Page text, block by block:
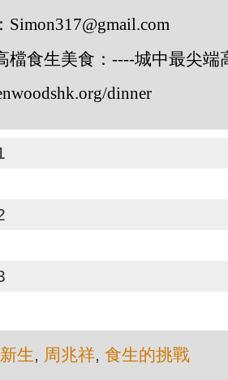
Simon317@gmail.com
檔食生美食： ----城中最尖端
dinner
生, 周兆祥, 食生的挑戰